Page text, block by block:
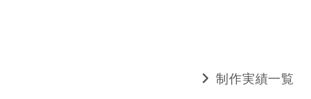
制作実績一覧